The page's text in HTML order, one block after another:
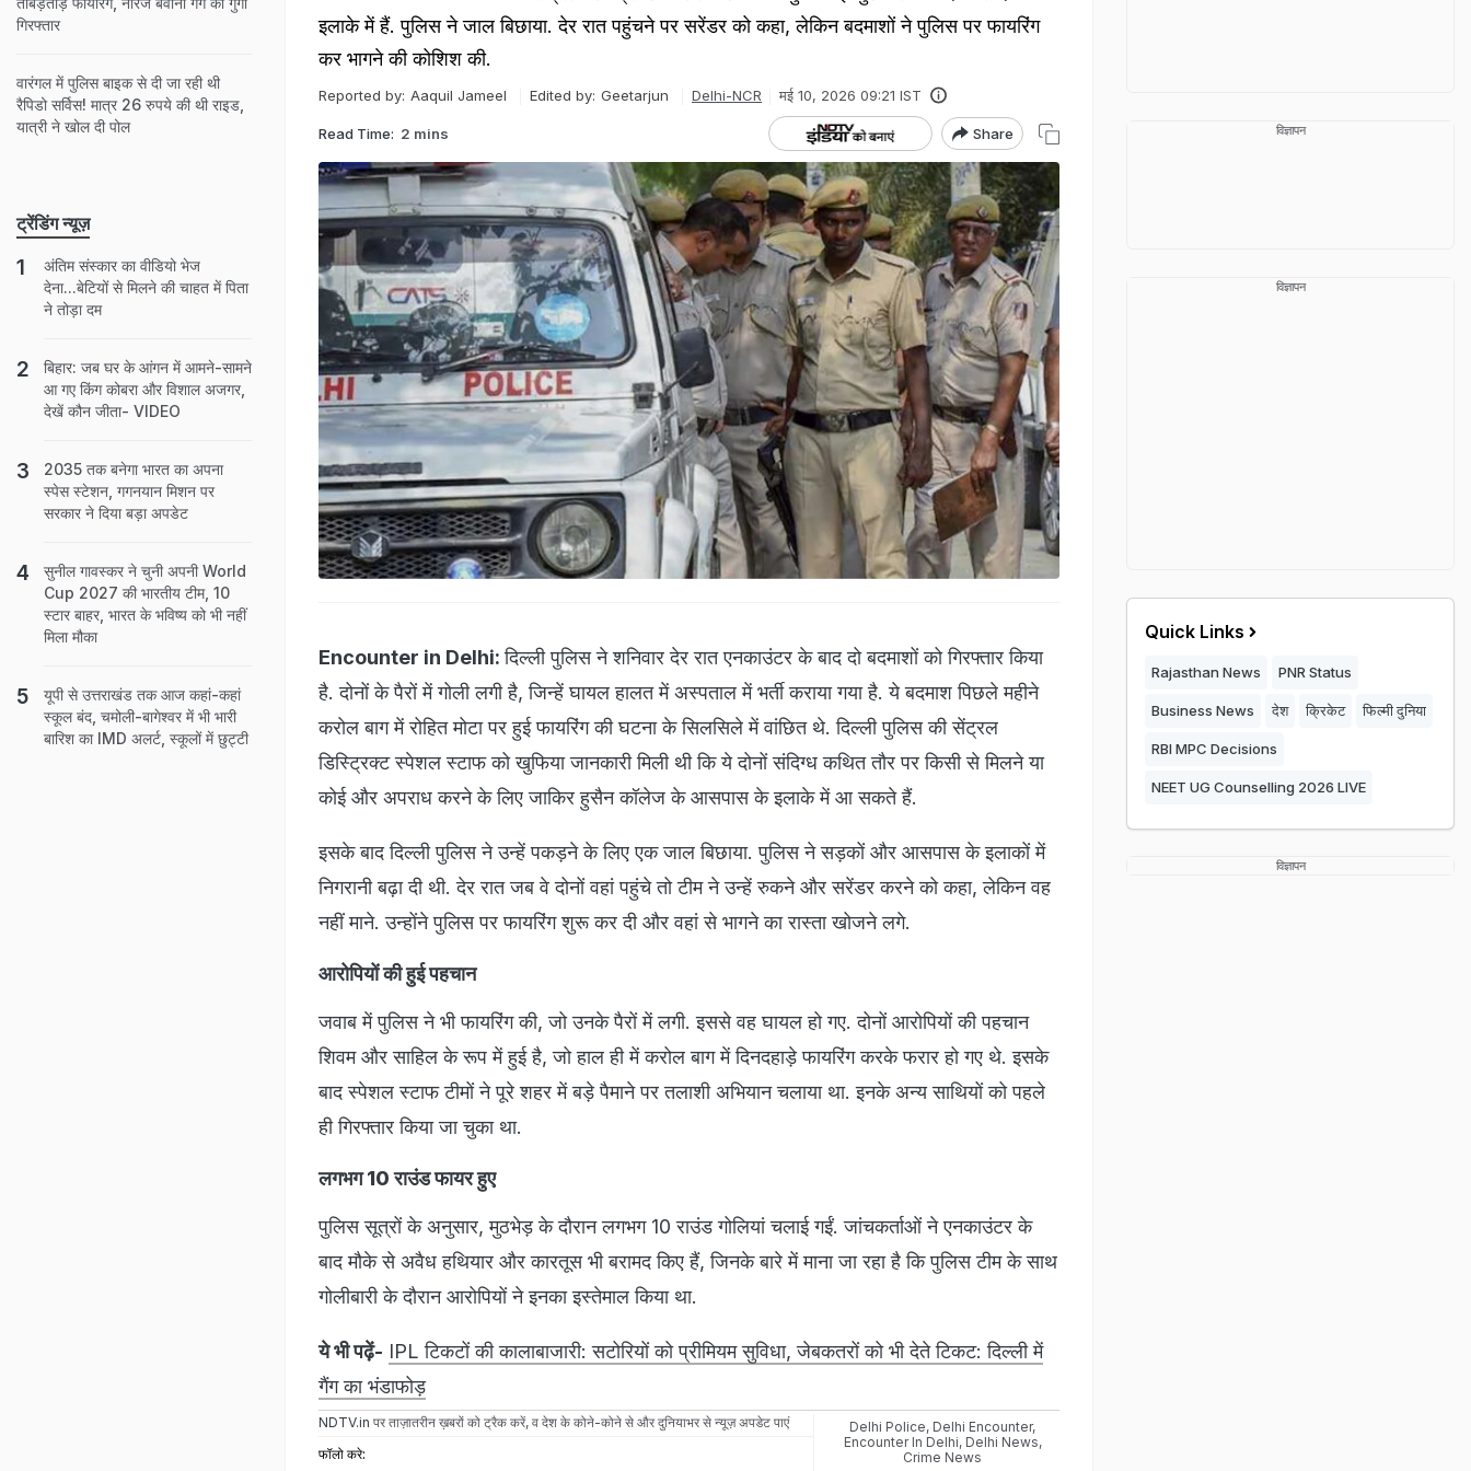
इलाके में हैं. पुलिस ने जाल बिछाया. देर रात पहुंचने पर सरेंडर को कहा, लेकिन बदमाशों ने पुलिस पर फायरिंग
कर भागने की कोशिश की.
Reported by: Aaquil Jameel Edited by: Geetarjun Delhi-NCR मई 10, 2026 09:21 IST
Read Time: 2 mins Share
Encounter in Delhi:दिल्ली पुलिस ने शनिवार देर रात एनकाउंटर के बाद दो बदमाशों को गिरफ्तार किया
है. दोनों के पैरों में गोली लगी है, जिन्हें घायल हालत में अस्पताल में भर्ती कराया गया है. ये बदमाश पिछले महीने
करोल बाग में रोहित मोटा पर हुई फायरिंग की घटना के सिलसिले में वांछित थे. दिल्ली पुलिस की सेंट्रल
डिस्ट्रिक्ट स्पेशल स्टाफ को खुफिया जानकारी मिली थी कि ये दोनों संदिग्ध कथित तौर पर किसी से मिलने या
कोई और अपराध करने के लिए जाकिर हुसैन कॉलेज के आसपास के इलाके में आ सकते हैं.
इसके बाद दिल्ली पुलिस ने उन्हें पकड़ने के लिए एक जाल बिछाया. पुलिस ने सड़कों और आसपास के इलाकों में
निगरानी बढ़ा दी थी. देर रात जब वे दोनों वहां पहुंचे तो टीम ने उन्हें रुकने और सरेंडर करने को कहा, लेकिन वह
नहीं माने. उन्होंने पुलिस पर फायरिंग शुरू कर दी और वहां से भागने का रास्ता खोजने लगे.
आरोपियों की हुई पहचान
जवाब में पुलिस ने भी फायरिंग की, जो उनके पैरों में लगी. इससे वह घायल हो गए. दोनों आरोपियों की पहचान
शिवम और साहिल के रूप में हुई है, जो हाल ही में करोल बाग में दिनदहाड़े फायरिंग करके फरार हो गए थे. इसके
बाद स्पेशल स्टाफ टीमों ने पूरे शहर में बड़े पैमाने पर तलाशी अभियान चलाया था. इनके अन्य साथियों को पहले
ही गिरफ्तार किया जा चुका था.
लगभग 10 राउंड फायर हुए
पुलिस सूत्रों के अनुसार, मुठभेड़ के दौरान लगभग 10 राउंड गोलियां चलाई गईं. जांचकर्ताओं ने एनकाउंटर के
बाद मौके से अवैध हथियार और कारतूस भी बरामद किए हैं, जिनके बारे में माना जा रहा है कि पुलिस टीम के साथ
गोलीबारी के दौरान आरोपियों ने इनका इस्तेमाल किया था.
ये भी पढ़ें- IPL टिकटों की कालाबाजारी: सटोरियों को प्रीमियम सुविधा, जेबकतरों को भी देते टिकट: दिल्ली में
गैंग का भंडाफोड़
NDTV.in पर ताज़ातरीन ख़बरों को ट्रैक करें, व देश के कोने-कोने से और दुनियाभर से न्यूज़ अपडेट पाएं
फॉलो करे:
Delhi Police, Delhi Encounter,
Encounter In Delhi, Delhi News,
Crime News
गिरफ्तार
वारंगल में पुलिस बाइक से दी जा रही थी
रैपिडो सर्विस! मात्र 26 रुपये की थी राइड,
यात्री ने खोल दी पोल
ट्रेंडिंग न्यूज़
अंतिम संस्कार का वीडियो भेज
देना...बेटियों से मिलने की चाहत में पिता
ने तोड़ा दम
बिहार: जब घर के आंगन में आमने-सामने
आ गए किंग कोबरा और विशाल अजगर,
देखें कौन जीता- VIDEO
2035 तक बनेगा भारत का अपना
स्पेस स्टेशन, गगनयान मिशन पर
सरकार ने दिया बड़ा अपडेट
सुनील गावस्कर ने चुनी अपनी World
Cup 2027 की भारतीय टीम, 10
स्टार बाहर, भारत के भविष्य को भी नहीं
मिला मौका
यूपी से उत्तराखंड तक आज कहां-कहां
स्कूल बंद, चमोली-बागेश्वर में भी भारी
बारिश का IMD अलर्ट, स्कूलों में छुट्टी
विज्ञापन
विज्ञापन
Quick Links
Rajasthan News PNR Status
Business News देश क्रिकेट फिल्मी दुनिया
RBI MPC Decisions
NEET UG Counselling 2026 LIVE
विज्ञापन